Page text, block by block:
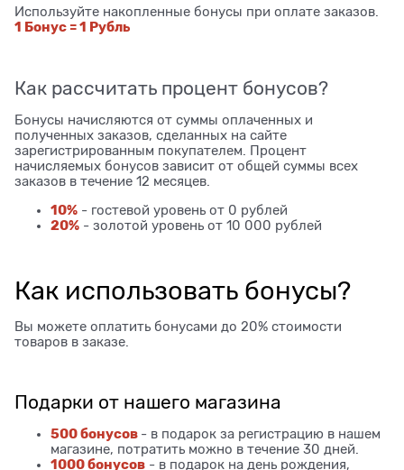
Используйте накопленные бонусы при оплате заказов.
1 Бонус = 1 Рубль
Как рассчитать процент бонусов?
Бонусы начисляются от суммы оплаченных и
полученных заказов, сделанных на сайте
зарегистрированным покупателем. Процент
начисляемых бонусов зависит от общей суммы всех
заказов в течение 12 месяцев.
10% - гостевой уровень от 0 рублей
20% - золотой уровень от 10 000 рублей
Как использовать бонусы?
Вы можете оплатить бонусами до 20% стоимости
товаров в заказе.
Подарки от нашего магазина
500 бонусов - в подарок за регистрацию в нашем
магазине, потратить можно в течение 30 дней.
1000 бонусов - в подарок на день рождения,